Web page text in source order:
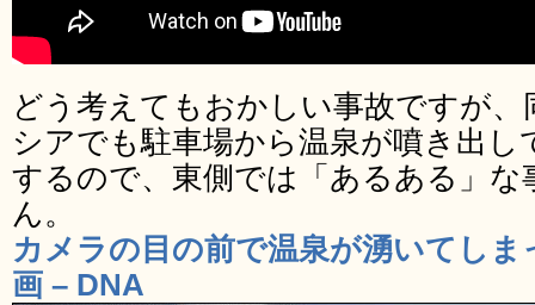
どう考えてもおかしい事故ですが
シアでも駐車場から温泉が噴き出
するので、東側では「あるある」
ん。
カメラの目の前で温泉が湧いてし
画 – DNA